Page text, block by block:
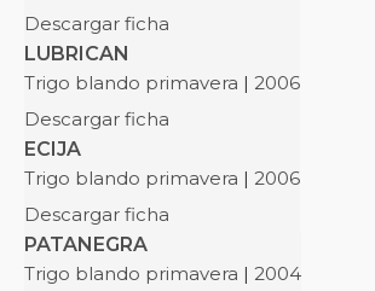
Descargar ficha
LUBRICAN
Trigo blando primavera | 2006
Descargar ficha
ECIJA
Trigo blando primavera | 2006
Descargar ficha
PATANEGRA
Trigo blando primavera | 2004